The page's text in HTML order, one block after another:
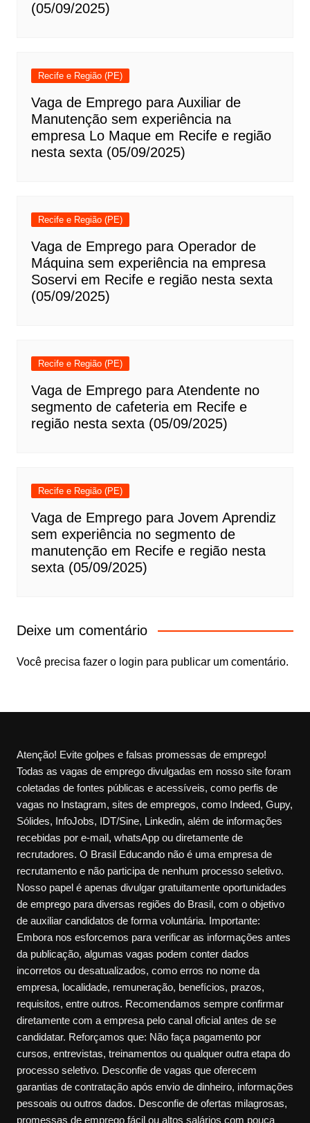
(05/09/2025)
Recife e Região (PE)
Vaga de Emprego para Auxiliar de
Manutenção sem experiência na
empresa Lo Maque em Recife e região
nesta sexta (05/09/2025)
Recife e Região (PE)
Vaga de Emprego para Operador de
Máquina sem experiência na empresa
Soservi em Recife e região nesta sexta
(05/09/2025)
Recife e Região (PE)
Vaga de Emprego para Atendente no
segmento de cafeteria em Recife e
região nesta sexta (05/09/2025)
Recife e Região (PE)
Vaga de Emprego para Jovem Aprendiz
sem experiência no segmento de
manutenção em Recife e região nesta
sexta (05/09/2025)
Deixe um comentário
Você precisa fazer o login para publicar um comentário.
Atenção! Evite golpes e falsas promessas de emprego!
Todas as vagas de emprego divulgadas em nosso site foram
coletadas de fontes públicas e acessíveis, como perfis de
vagas no Instagram, sites de empregos, como Indeed, Gupy,
Sólides, InfoJobs, IDT/Sine, Linkedin, além de informações
recebidas por e-mail, whatsApp ou diretamente de
recrutadores. O Brasil Educando não é uma empresa de
recrutamento e não participa de nenhum processo seletivo.
Nosso papel é apenas divulgar gratuitamente oportunidades
de emprego para diversas regiões do Brasil, com o objetivo
de auxiliar candidatos de forma voluntária. Importante:
Embora nos esforcemos para verificar as informações antes
da publicação, algumas vagas podem conter dados
incorretos ou desatualizados, como erros no nome da
empresa, localidade, remuneração, benefícios, prazos,
requisitos, entre outros. Recomendamos sempre confirmar
diretamente com a empresa pelo canal oficial antes de se
candidatar. Reforçamos que: Não faça pagamento por
cursos, entrevistas, treinamentos ou qualquer outra etapa do
processo seletivo. Desconfie de vagas que oferecem
garantias de contratação após envio de dinheiro, informações
pessoais ou outros dados. Desconfie de ofertas milagrosas,
promessas de emprego fácil ou altos salários com pouca